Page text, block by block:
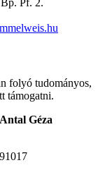
Pf. 2.
folyó tudományos,
támogatni.
Géza